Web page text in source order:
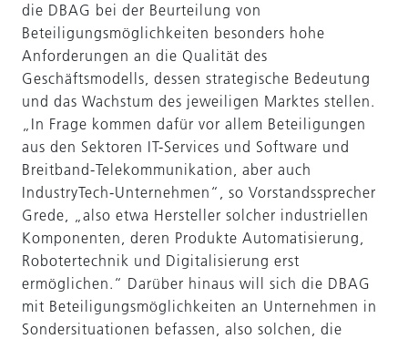
die DBAG bei der Beurteilung von
Beteiligungsmöglichkeiten besonders hohe
Anforderungen an die Qualität des
Geschäftsmodells, dessen strategische Bedeutung
und das Wachstum des jeweiligen Marktes stellen.
„In Frage kommen dafür vor allem Beteiligungen
aus den Sektoren IT-Services und Software und
Breitband-Telekommunikation, aber auch
IndustryTech-Unternehmen“, so Vorstandssprecher
Grede, „also etwa Hersteller solcher industriellen
Komponenten, deren Produkte Automatisierung,
Robotertechnik und Digitalisierung erst
ermöglichen.“ Darüber hinaus will sich die DBAG
mit Beteiligungsmöglichkeiten an Unternehmen in
Sondersituationen befassen, also solchen, die